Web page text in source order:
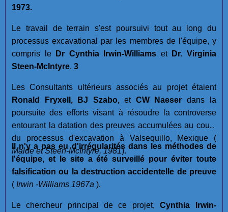
1973.
Le travail de terrain s'est poursuivi tout au long du
processus excavational par les membres de l'équipe, y
compris le
Dr Cynthia Irwin-Williams et Dr. Virginia
Steen-McIntyre. 3
Les Consultants ultérieurs associés au projet étaient
Ronald Fryxell, BJ Szabo, etCW Naeser dans la
poursuite des efforts visant à résoudre la controverse
entourant la datation des preuves accumulées au cours
du processus d'excavation à Valsequillo, Mexique (
Malde et Steen-McIntyre, 1981).
Il n'y a pas eu d'irrégularités dans les méthodes de
l'équipe, et le site a été surveillé pour éviter toute
falsification ou la destruction accidentelle de preuve
( Irwin -Williams 1967a ).
Le chercheur principal de ce projet, Cynthia Irwin-